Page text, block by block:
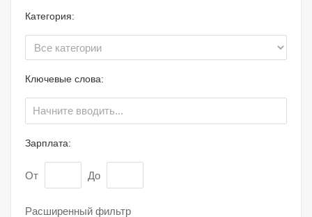
Категория:
Ключевые слова:
Зарплата:
От До
Расширенный фильтр